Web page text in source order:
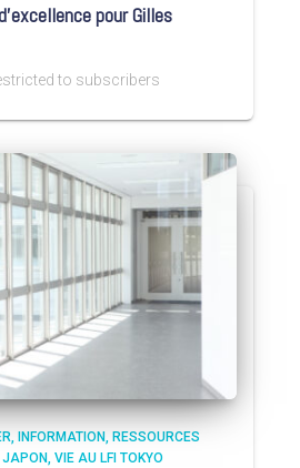
pour Gilles
to subscribers
INFORMATION
RESSOURCES
VIE AU LFI TOKYO